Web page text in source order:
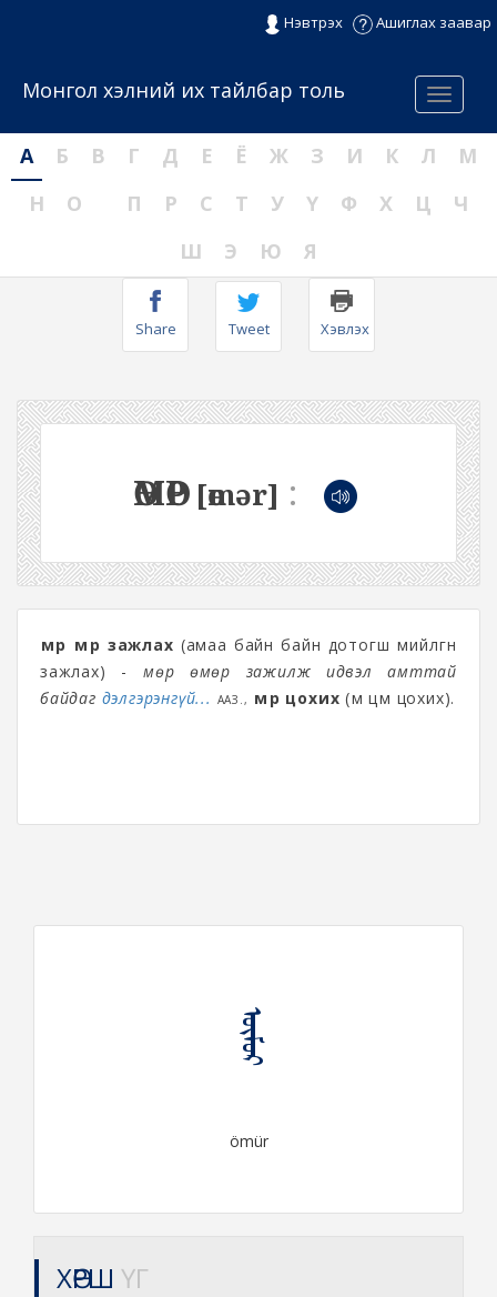
Нэвтрэх Ашиглах заавар
Menu
Монгол хэлний их тайлбар толь
А Б В Г Д Е Ё Ж З И К Л
М
Н
О П Р С Т У Ү Ф Х Ц
Ч
Ш
Э Ю Я
Share Tweet Хэвлэх
ӨМӨР [өmər] :
өмөр өмөр зажлах (амаа байн байн дотогш өмийлгөн
зажлах) - Өмөр өмөр зажилж идвэл амттай
байдаг дэлгэрэнгүй... ААЗ., өмөр цохих (өм цөм цохих).
ᠥᠮᠦᠷ
ömür
ХӨРШ ҮГ